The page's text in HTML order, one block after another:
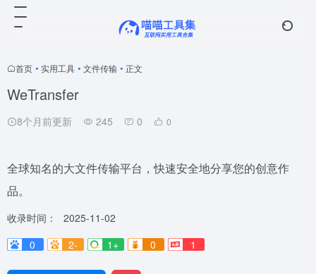
首页 • 实用工具 • 文件传输 • 正文
WeTransfer
8个月前更新 245 0 0
全球知名的大文件传输平台，快速安全地分享您的创意作
品。
收录时间：
2025-11-02
0
2- 1+ 0 1